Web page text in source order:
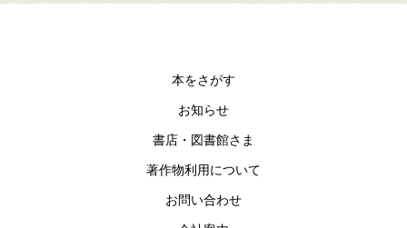
本をさがす
お知らせ
書店・図書館さま
著作物利用について
お問い合わせ